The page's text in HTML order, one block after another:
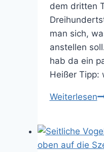
dem dritten
man sich,
anstellen
hab da ein
Heißer Tipp:
Weiterlesen